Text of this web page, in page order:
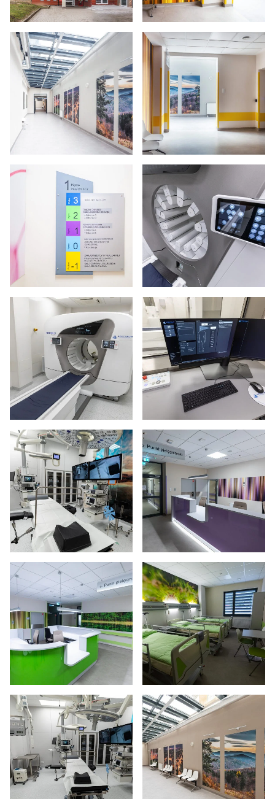
Powiększ zdjęcie Powiększ zdjęcie
Powiększ zdjęcie Powiększ zdjęcie
Powiększ zdjęcie Powiększ zdjęcie
Powiększ zdjęcie Powiększ zdjęcie
Powiększ zdjęcie Powiększ zdjęcie
Powiększ zdjęcie Powiększ zdjęcie